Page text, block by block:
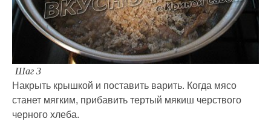
Шаг 3
Накрыть крышкой и поставить варить. Когда мясо
станет мягким, прибавить тертый мякиш черствого
черного хлеба.